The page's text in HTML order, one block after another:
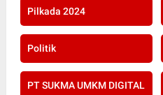
Pilkada 2024
Politik
PT SUKMA UMKM DIGITAL